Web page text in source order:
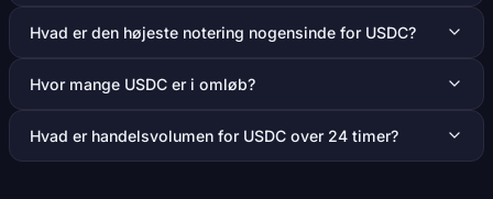
Hvad er den højeste notering nogensinde for USDC?
Hvor mange USDC er i omløb?
Hvad er handelsvolumen for USDC over 24 timer?